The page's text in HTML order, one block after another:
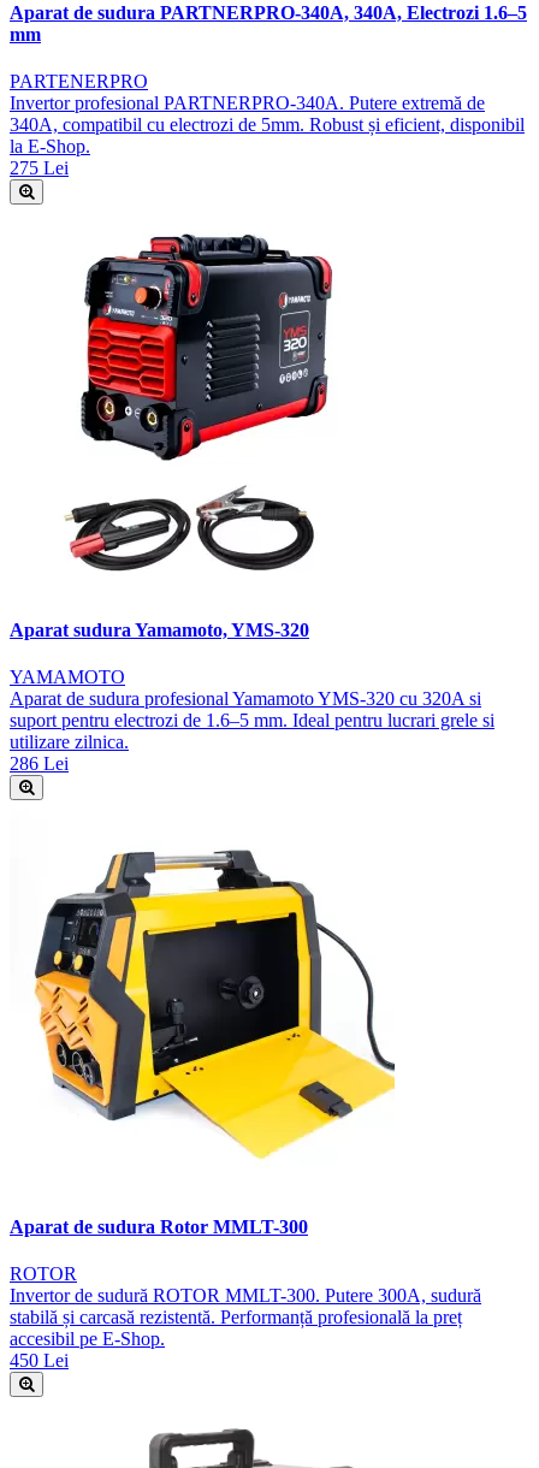
Aparat de sudura PARTNERPRO-340A, 340A, Electrozi 1.6–5
mm
PARTENERPRO
Invertor profesional PARTNERPRO-340A. Putere extremă de
340A, compatibil cu electrozi de 5mm. Robust și eficient, disponibil
la E-Shop.
275 Lei
Aparat sudura Yamamoto, YMS-320
YAMAMOTO
Aparat de sudura profesional Yamamoto YMS-320 cu 320A si
suport pentru electrozi de 1.6–5 mm. Ideal pentru lucrari grele si
utilizare zilnica.
286 Lei
Aparat de sudura Rotor MMLT-300
ROTOR
Invertor de sudură ROTOR MMLT-300. Putere 300A, sudură
stabilă și carcasă rezistentă. Performanță profesională la preț
accesibil pe E-Shop.
450 Lei